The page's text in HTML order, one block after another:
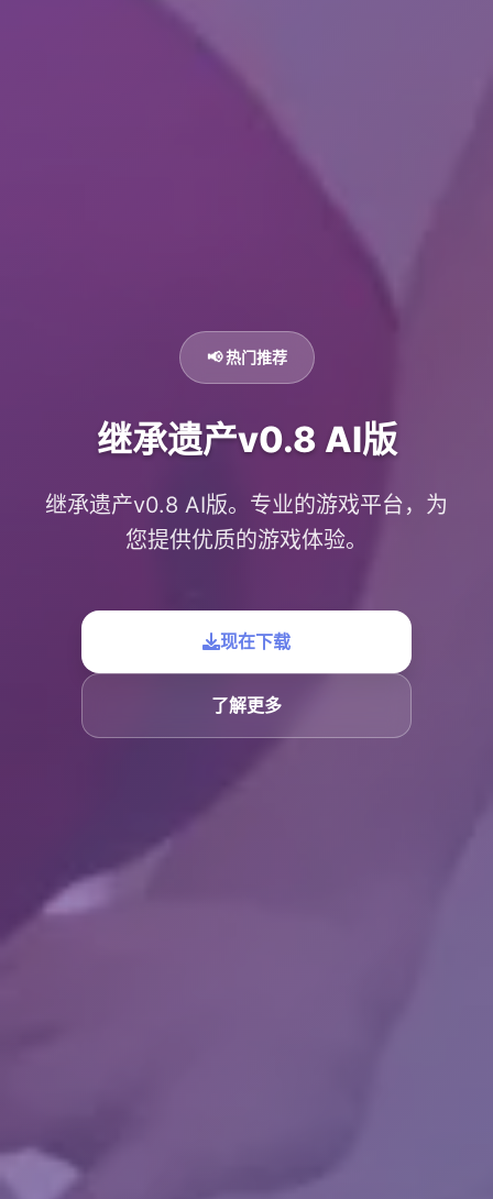
📢 热门推荐
继承遗产v0.8 AI版
继承遗产v0.8 AI版。专业的游戏平台，为
您提供优质的游戏体验。
现在下载
了解更多